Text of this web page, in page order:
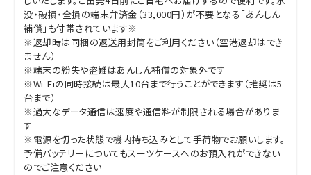
没・破損・全損の端末弁済金（33,000円）が不要となる「あんしん
補償」も付帯されています※
※返却時は同梱の返送用封筒をご利用ください（空港返却はでき
ません）
※端末の紛失や盗難はあんしん補償の対象外です
※Wi-Fiの同時接続は最大10台まで行うことができます（推奨は5
台まで）
※過大なデータ通信は速度や通信料が制限される場合がありま
す
※電源を切った状態で機内持ち込みとして手荷物でお願いします。
予備バッテリーについてもスーツケースへのお預入れができない
のでご注意ください